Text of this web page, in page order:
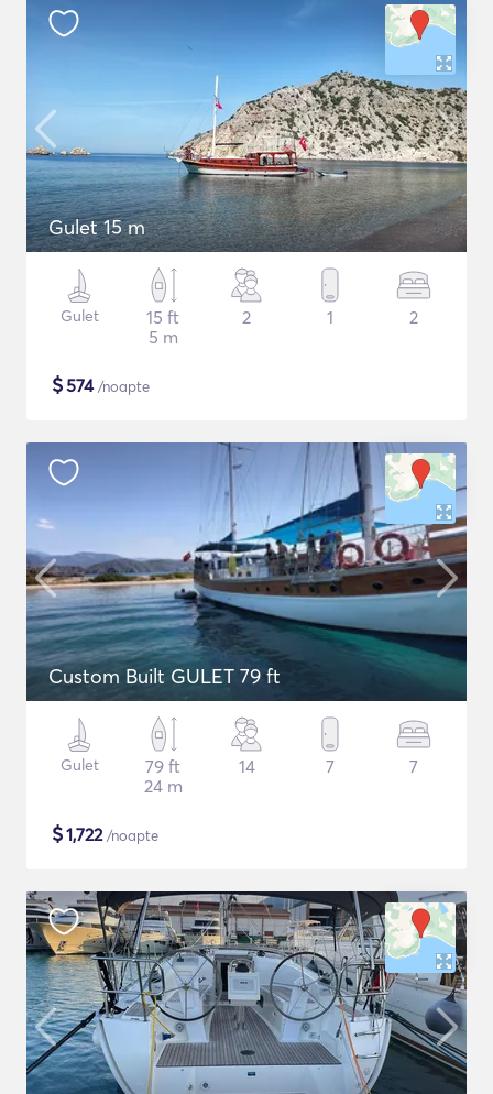
Gulet 15 m
Gulet
15 ft
5 m
2 1 2
$574/noapte
Custom Built GULET 79 ft
Gulet
79 ft
24 m
14 7 7
$1,722/noapte